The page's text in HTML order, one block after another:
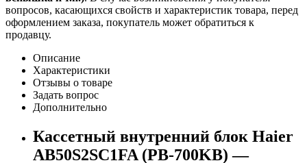
вопросов, касающихся свойств и характеристик товара, перед
оформлением заказа, покупатель может обратиться к
продавцу.
Описание
Характеристики
Отзывы о товаре
Задать вопрос
Дополнительно
Кассетный внутренний блок Haier
AB50S2SC1FA (PB-700KB) —